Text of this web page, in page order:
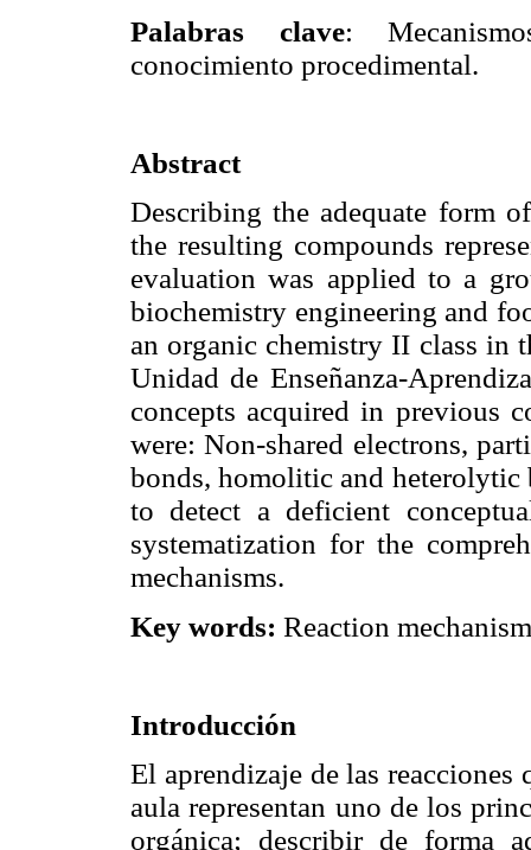
Palabras clave:
conocimiento procedimental.
Abstract
Describing the adequate form
the resulting compounds
evaluation was applied to a
biochemistry engineering and
an organic chemistry II class in
Unidad de Enseñanza-
concepts acquired in previous
were: Non-shared electrons,
bonds, homolitic and heterolytic
to detect a deficient
systematization for the
mechanisms.
Key words: Reaction
Introducción
El aprendizaje de las
aula representan uno de los
orgánica; describir de forma